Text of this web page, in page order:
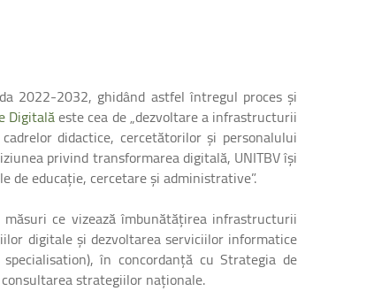
2022-2032, ghidând astfel întregul proces și
Digitalăeste cea de „dezvoltare a infrastructurii
didactice, cercetătorilor și personalului
privind transformarea digitală, UNITBV își
educație, cercetare și administrative”.
ce vizează îmbunătățirea infrastructurii
digitale și dezvoltarea serviciilor informatice
în concordanță cu Strategia de
strategiilor naționale.